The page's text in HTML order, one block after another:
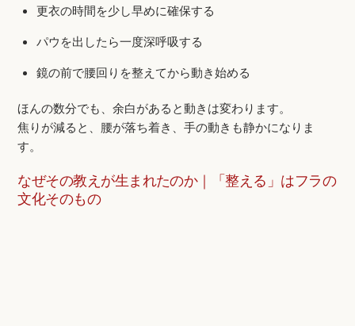
更衣の時間を少し早めに確保する
パウを出したら一度深呼吸する
鏡の前で腰回りを整えてから動き始める
ほんの数分でも、余白があると動きは変わります。
焦りが減ると、腰が落ち着き、手の動きも静かになりま
す。
なぜその教えが生まれたのか｜「整える」はフラの
文化そのもの